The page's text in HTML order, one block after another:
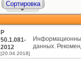
Сортировка
Р
50.1.081-
2012
[20.04.2018]
данных.